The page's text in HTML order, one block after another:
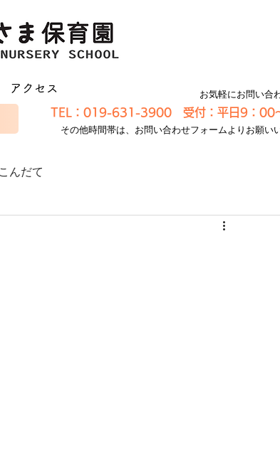
アクセス
お気軽にお問い合
TEL：019-631-3900 受付：平日9：00
その他時間帯は、お問い合わせフォームよりお願い
こんだて